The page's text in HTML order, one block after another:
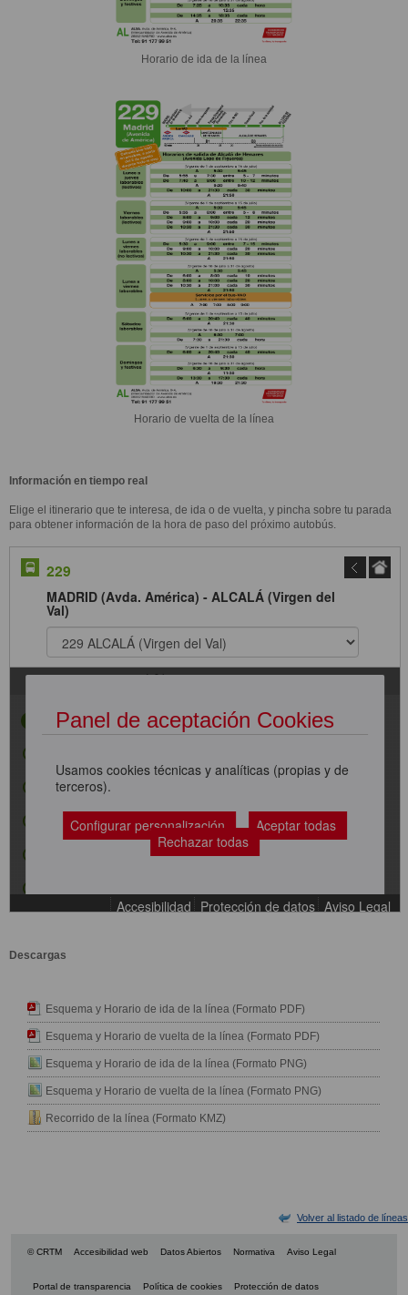
Horario de ida de la línea
Horario de vuelta de la línea
Información en tiempo real
Elige el itinerario que te interesa, de ida o de vuelta, y pincha sobre tu parada
para obtener información de la hora de paso del próximo autobús.
Descargas
Esquema y Horario de ida de la línea (Formato PDF)
Esquema y Horario de vuelta de la línea (Formato PDF)
Esquema y Horario de ida de la línea (Formato PNG)
Esquema y Horario de vuelta de la línea (Formato PNG)
Recorrido de la línea (Formato KMZ)
Volver al listado de líneas
© CRTM Accesibilidad web Datos Abiertos Normativa Aviso Legal
Portal de transparencia Política de cookies Protección de datos